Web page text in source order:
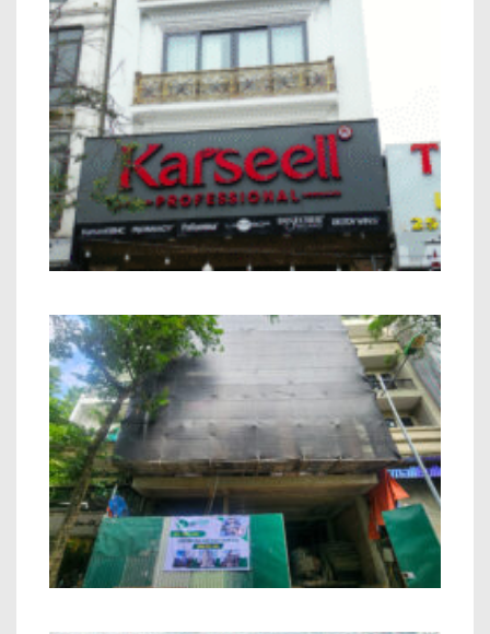
Nhà phố Kết hợp Kinh Doanh Chú Bính
Minh Khai
Xây Thô Khách Sạn Nguyễn Văn Ngọc
Hà Nội